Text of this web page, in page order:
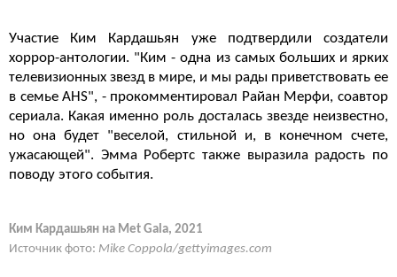
Участие Ким Кардашьян уже подтвердили создатели
хоррор-антологии. "Ким - одна из самых больших и ярких
телевизионных звезд в мире, и мы рады приветствовать ее
в семье AHS", - прокомментировал Райан Мерфи, соавтор
сериала. Какая именно роль досталась звезде неизвестно,
но она будет "веселой, стильной и, в конечном счете,
ужасающей". Эмма Робертс также выразила радость по
поводу этого события.
Ким Кардашьян на Met Gala, 2021
Источник фото: Mike Coppola/gettyimages.com